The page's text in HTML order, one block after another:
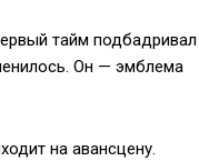
тайм подбадривал
Он — эмблема
на авансцену.